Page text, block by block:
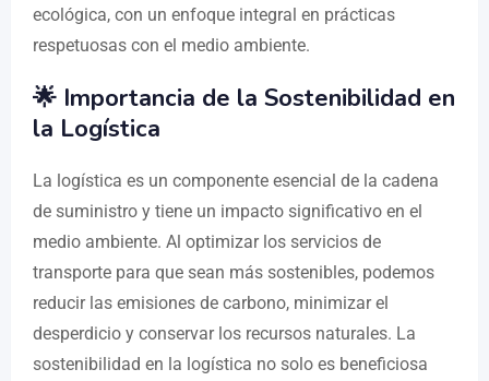
ecológica, con un enfoque integral en prácticas
respetuosas con el medio ambiente.
🌟 Importancia de la Sostenibilidad en
la Logística
La logística es un componente esencial de la cadena
de suministro y tiene un impacto significativo en el
medio ambiente. Al optimizar los servicios de
transporte para que sean más sostenibles, podemos
reducir las emisiones de carbono, minimizar el
desperdicio y conservar los recursos naturales. La
sostenibilidad en la logística no solo es beneficiosa